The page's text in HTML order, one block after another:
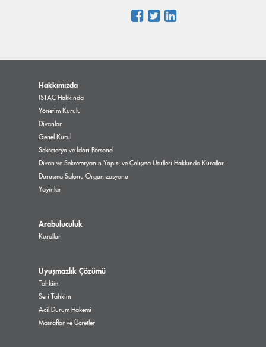
Hakkımızda
ISTAC Hakkında
Yönetim Kurulu
Divanlar
Genel Kurul
Sekreterya ve İdari Personel
Divan ve Sekreteryanın Yapısı ve Çalışma Usulleri Hakkında Kurallar
Duruşma Salonu Organizasyonu
Yayınlar
Arabuluculuk
Kurallar
Uyuşmazlık Çözümü
Tahkim
Seri Tahkim
Acil Durum Hakemi
Masraflar ve Ücretler